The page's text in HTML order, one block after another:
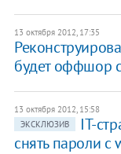
13 октября 2012, 17:35
будет оффшор
13 октября 2012, 15:58
ЭКСКЛЮЗИВ
IT-
снять пароли с